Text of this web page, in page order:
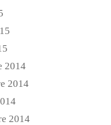
2014
2014
2014